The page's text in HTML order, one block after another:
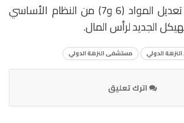
وأقرت العمومية تعديل المواد (6 و7) من النظام الأساسي
الجديد لرأس المال.
الدولي مستشفى النزهة الدولي
اترك تعليق